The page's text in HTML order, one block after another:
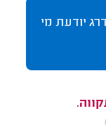
יודעת מי